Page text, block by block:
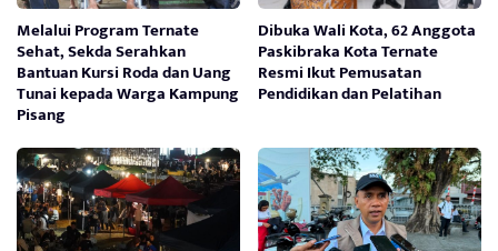
Melalui Program Ternate
Sehat, Sekda Serahkan
Bantuan Kursi Roda dan Uang
Tunai kepada Warga Kampung
Pisang
Dibuka Wali Kota, 62 Anggota
Paskibraka Kota Ternate
Resmi Ikut Pemusatan
Pendidikan dan Pelatihan